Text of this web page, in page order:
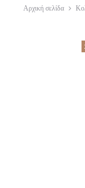
Αρχική σελίδα